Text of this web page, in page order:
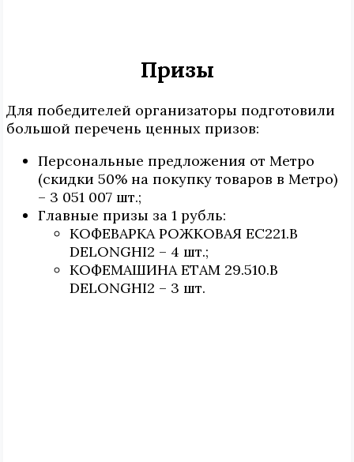
Призы
Для победителей организаторы подготовили
большой перечень ценных призов:
Персональные предложения от Метро
(скидки 50% на покупку товаров в Метро)
– 3 051 007 шт.;
Главные призы за 1 рубль:
КОФЕВАРКА РОЖКОВАЯ EC221.B
DELONGHI2 – 4 шт.;
КОФЕМАШИНА ETAM 29.510.B
DELONGHI2 – 3 шт.